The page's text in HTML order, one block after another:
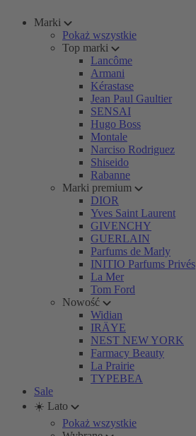
Marki
Pokaż wszystkie
Top marki
Lancôme
Armani
Kérastase
Jean Paul Gaultier
SENSAI
Hugo Boss
Montale
Narciso Rodriguez
Shiseido
Rabanne
Marki premium
DIOR
Yves Saint Laurent
GIVENCHY
GUERLAIN
Parfums de Marly
INITIO Parfums Privés
La Mer
Tom Ford
Nowość
Widian
IRÄYE
NEST NEW YORK
Farmacy Beauty
La Prairie
TYPEBEA
Sale
☀️ Lato
Pokaż wszystkie